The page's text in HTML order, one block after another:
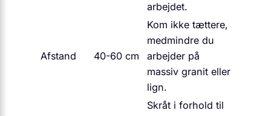
arbejdet.
Afstand 40-60 cm
Kom ikke tættere,
medmindre du
arbejder på
massiv granit eller
lign.
Skråt i forhold til